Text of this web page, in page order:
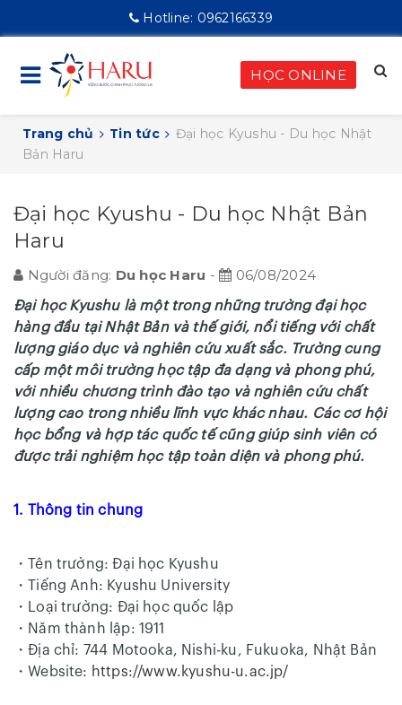
Hotline: 0962166339
HỌC ONLINE
Trang chủ Tin tức
Đại học Kyushu - Du học Nhật
Bản Haru
Đại học Kyushu - Du học Nhật Bản
Haru
Người đăng: Du học Haru - 06/08/2024
Đại học Kyushu là một trong những trường đại học
hàng đầu tại Nhật Bản và thế giới, nổi tiếng với chất
lượng giáo dục và nghiên cứu xuất sắc. Trường cung
cấp một môi trường học tập đa dạng và phong phú,
với nhiều chương trình đào tạo và nghiên cứu chất
lượng cao trong nhiều lĩnh vực khác nhau. Các cơ hội
học bổng và hợp tác quốc tế cũng giúp sinh viên có
được trải nghiệm học tập toàn diện và phong phú.
1. Thông tin chung
・Tên trường: Đại học Kyushu
・Tiếng Anh: Kyushu University
・Loại trường: Đại học quốc lập
・Năm thành lập: 1911
・Địa chỉ: 744 Motooka, Nishi-ku, Fukuoka, Nhật Bản
・Website: https://www.kyushu-u.ac.jp/